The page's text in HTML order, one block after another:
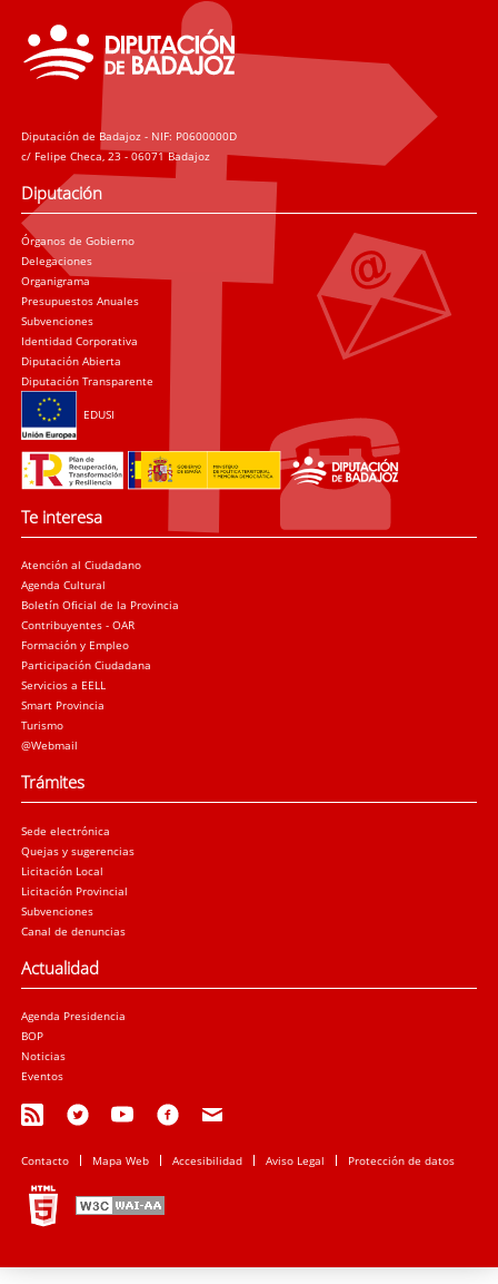
Diputación de Badajoz - NIF: P0600000D
c/ Felipe Checa, 23 - 06071 Badajoz
Diputación
Órganos de Gobierno
Delegaciones
Organigrama
Presupuestos Anuales
Subvenciones
Identidad Corporativa
Diputación Abierta
Diputación Transparente
EDUSI
Te interesa
Atención al Ciudadano
Agenda Cultural
Boletín Oficial de la Provincia
Contribuyentes - OAR
Formación y Empleo
Participación Ciudadana
Servicios a EELL
Smart Provincia
Turismo
@Webmail
Trámites
Sede electrónica
Quejas y sugerencias
Licitación Local
Licitación Provincial
Subvenciones
Canal de denuncias
Actualidad
Agenda Presidencia
BOP
Noticias
Eventos
Contacto Mapa Web Accesibilidad Aviso Legal Protección de datos